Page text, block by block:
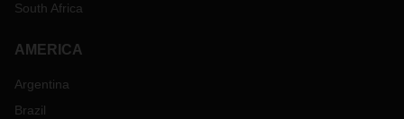
South Africa
AMERICA
Argentina
Brazil